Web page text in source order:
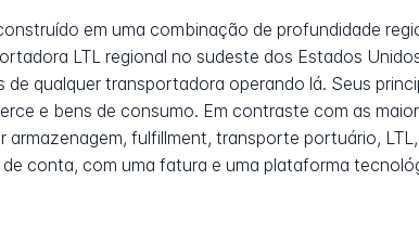
em uma combinação de profundidade
LTL regional no sudeste dos Estados
qualquer transportadora operando lá. Seus
e bens de consumo. Em contraste com as
fulfillment, transporte portuário,
conta, com uma fatura e uma plataforma